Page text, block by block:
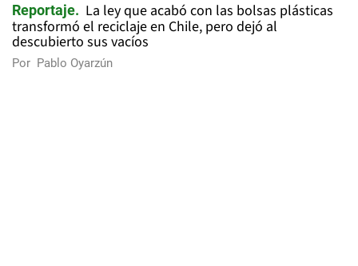
Reportaje
La ley que acabó con las bolsas plásticas
transformó el reciclaje en Chile, pero dejó al
descubierto sus vacíos
Por Pablo Oyarzún